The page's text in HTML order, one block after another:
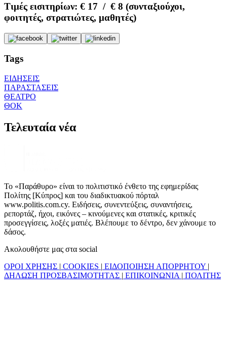
Τιμές εισιτηρίων: € 17 / € 8 (συνταξιούχοι,
φοιτητές, στρατιώτες, μαθητές)
Tags
ΕΙΔΗΣΕΙΣ
ΠΑΡΑΣΤΑΣΕΙΣ
ΘΕΑΤΡΟ
ΘΟΚ
Τελευταία νέα
Το «Παράθυρο» είναι το πολιτιστικό ένθετο της εφημερίδας
Πολίτης [Κύπρος] και του διαδικτυακού πόρταλ
www.politis.com.cy. Ειδήσεις, συνεντεύξεις, συναντήσεις,
ρεπορτάζ, ήχοι, εικόνες – κινούμενες και στατικές, κριτικές
προσεγγίσεις, λοξές ματιές. Βλέπουμε το δέντρο, δεν χάνουμε το
δάσος.
Ακολουθήστε μας στα social
ΟΡΟΙ ΧΡΗΣΗΣ | COOKIES | ΕΙΔΟΠΟΙΗΣΗ ΑΠΟΡΡΗΤΟΥ |
ΔΗΛΩΣΗ ΠΡΟΣΒΑΣΙΜΟΤΗΤΑΣ | ΕΠΙΚΟΙΝΩΝΙΑ | ΠΟΛΙΤΗΣ